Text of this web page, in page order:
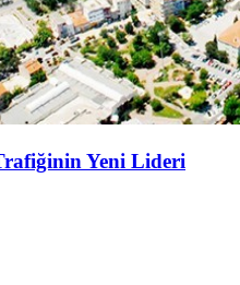
Yeni Lideri